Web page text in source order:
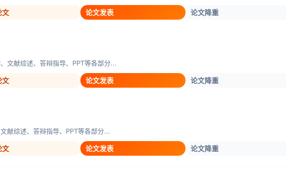
文 论文发表 论文降重
文献综述、答辩指导、PPT等各部分...
文 论文发表 论文降重
献综述、答辩指导、PPT等各部分...
文 论文发表 论文降重